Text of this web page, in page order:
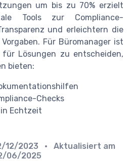
um bis zu 70% erzielt
Tools zur Compliance-
und erleichtern die
Für Büromanager ist
Lösungen zu entscheiden,
bieten:
Checks
Echtzeit
12/2023
• Aktualisiert am
06/2025